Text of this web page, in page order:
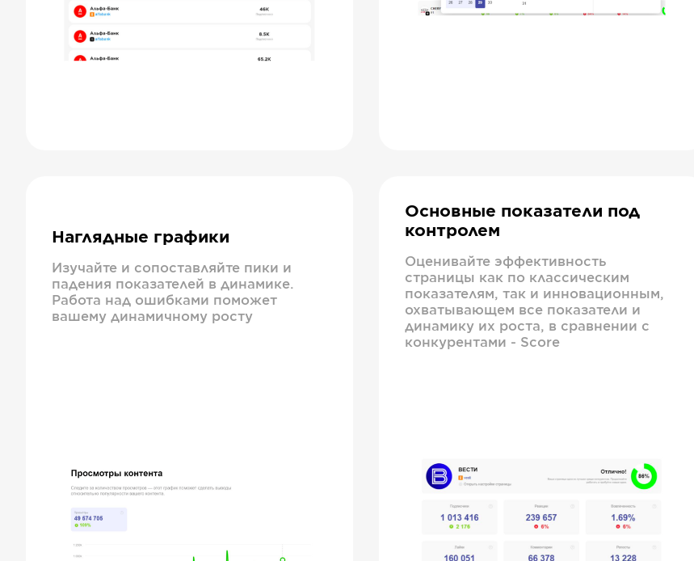
Наглядные графики
Изучайте и сопоставляйте пики и
падения показателей в динамике.
Работа над ошибками поможет
вашему динамичному росту
Основные показатели под
контролем
Оценивайте эффективность
страницы как по классическим
показателям, так и инновационным,
охватывающем все показатели и
динамику их роста, в сравнении с
конкурентами - Score